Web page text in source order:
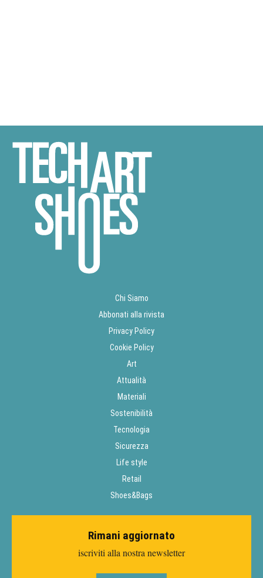
Chi Siamo
Abbonati alla rivista
Privacy Policy
Cookie Policy
Art
Attualità
Materiali
Sostenibilità
Tecnologia
Sicurezza
Life style
Retail
Shoes&Bags
Rimani aggiornato
iscriviti alla nostra newsletter